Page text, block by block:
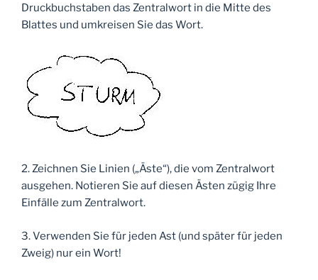
Druckbuchstaben das Zentralwort in die Mitte des
Blattes und umkreisen Sie das Wort.
2. Zeichnen Sie Linien („Äste“), die vom Zentralwort
ausgehen. Notieren Sie auf diesen Ästen zügig Ihre
Einfälle zum Zentralwort.
3. Verwenden Sie für jeden Ast (und später für jeden
Zweig) nur ein Wort!